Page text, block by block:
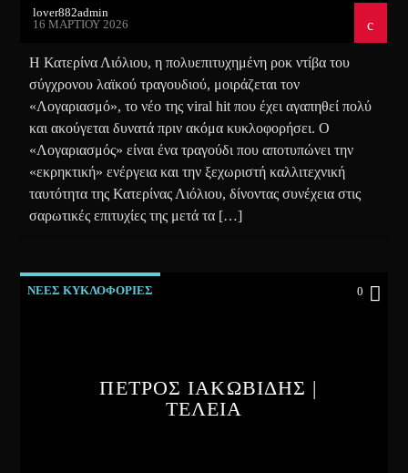
lover882admin
16 ΜΑΡΤΊΟΥ 2026
Η Κατερίνα Λιόλιου, η πολυεπιτυχημένη ροκ ντίβα του
σύγχρονου λαϊκού τραγουδιού, μοιράζεται τον
«Λογαριασμό», το νέο της viral hit που έχει αγαπηθεί πολύ
και ακούγεται δυνατά πριν ακόμα κυκλοφορήσει. Ο
«Λογαριασμός» είναι ένα τραγούδι που αποτυπώνει την
«εκρηκτική» ενέργεια και την ξεχωριστή καλλιτεχνική
ταυτότητα της Κατερίνας Λιόλιου, δίνοντας συνέχεια στις
σαρωτικές επιτυχίες της μετά τα […]
ΝΕΕΣ ΚΥΚΛΟΦΟΡΙΕΣ 0
ΠΕΤΡΟΣ ΙΑΚΩΒΙΔΗΣ |
ΤΕΛΕΙΑ